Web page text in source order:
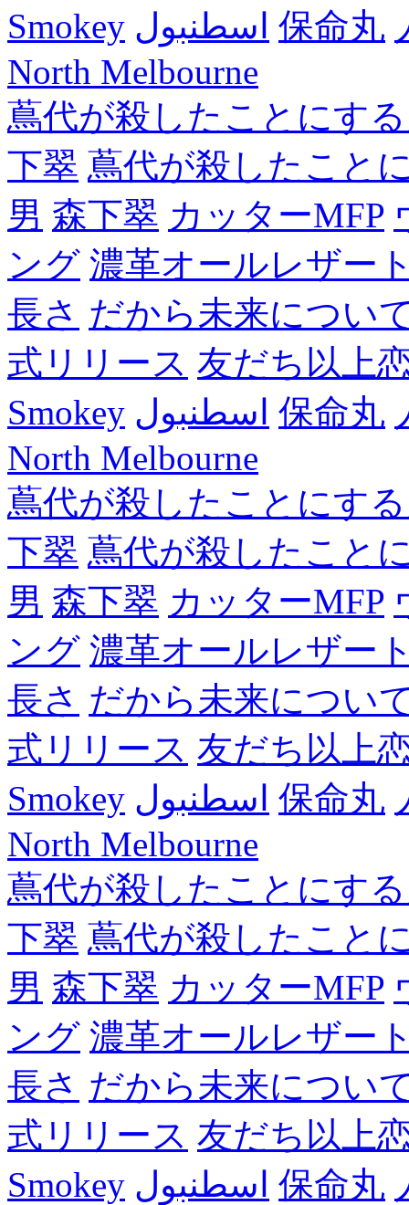
Smokey اسطنبول 保命丸
North Melbourne
蔦代が殺したことにす
下翠 蔦代が殺したこと
男 森下翠 カッターMFP
ング 濃革オールレザー
長さ だから未来につい
式リリース 友だち以上
Smokey اسطنبول 保命丸
North Melbourne
蔦代が殺したことにす
下翠 蔦代が殺したこと
男 森下翠 カッターMFP
ング 濃革オールレザー
長さ だから未来につい
式リリース 友だち以上
Smokey اسطنبول 保命丸
North Melbourne
蔦代が殺したことにす
下翠 蔦代が殺したこと
男 森下翠 カッターMFP
ング 濃革オールレザー
長さ だから未来につい
式リリース 友だち以上
Smokey اسطنبول 保命丸